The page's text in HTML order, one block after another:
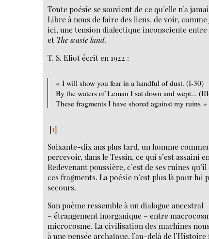
Toute poésie se souvient de ce qu’elle n’a
Libre à nous de faire des liens, de voir, comme
ici, une tension dialectique inconsciente entre
et The waste land.
T. S. Eliot écrit en 1922 :
« I will show you fear in a handful of dust. (I-30)
By the waters of Leman I sat down and wept...
These fragments I have shored against my ruins
[1]
Soixante-dix ans plus tard, un homme
percevoir, dans le Tessin, ce qui s’est assaini
Redevenant poussière, c’est de ses ruines qu’il
ces fragments. La poésie n’est plus là pour lui
secours.
Son poème ressemble à un dialogue ancestral
– étrangement inorganique – entre
microcosme. La civilisation des machines
à une pensée archaïque, l’au-delà de